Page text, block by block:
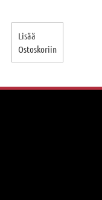
Lisää
Ostoskoriin